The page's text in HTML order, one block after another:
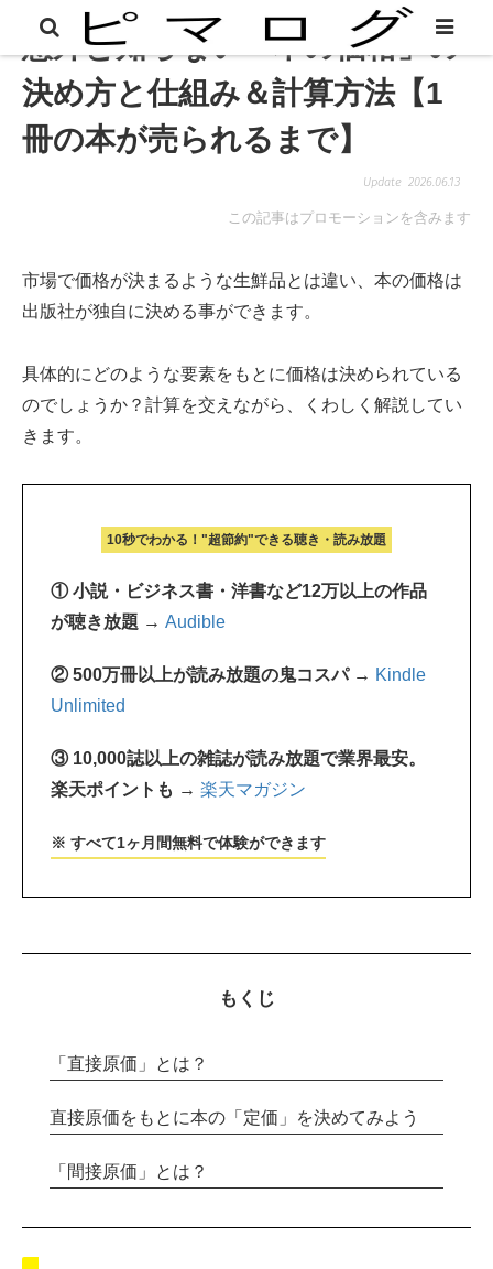
意外と知らない「本の価格」の
決め方と仕組み＆計算方法【1
冊の本が売られるまで】
2026.06.13
この記事はプロモーションを含みます
市場で価格が決まるような生鮮品とは違い、本の価格は
出版社が独自に決める事ができます。
具体的にどのような要素をもとに価格は決められている
のでしょうか？計算を交えながら、くわしく解説してい
きます。
10秒でわかる！"超節約"できる聴き・読み放題
① 小説・ビジネス書・洋書など12万以上の作品
が聴き放題 → Audible
② 500万冊以上が読み放題の鬼コスパ → Kindle
Unlimited
③ 10,000誌以上の雑誌が読み放題で業界最安。
楽天ポイントも → 楽天マガジン
※ すべて1ヶ月間無料で体験ができます
もくじ
「直接原価」とは？
直接原価をもとに本の「定価」を決めてみよう
「間接原価」とは？